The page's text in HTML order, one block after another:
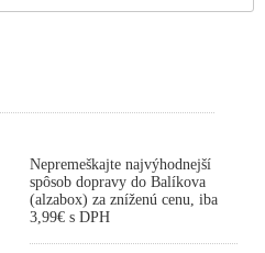
Nepremeškajte najvýhodnejší
spôsob dopravy do Balíkova
(alzabox) za zníženú cenu, iba
3,99€ s DPH